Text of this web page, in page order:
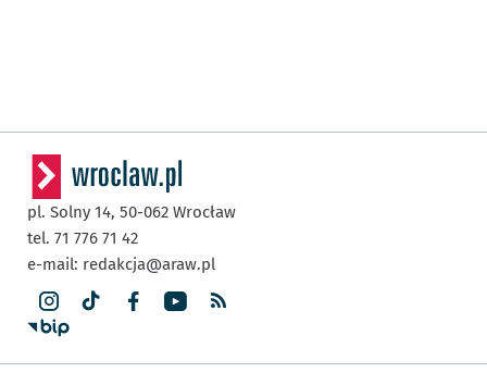
pl. Solny 14, 50-062 Wrocław
tel. 71 776 71 42
e-mail: redakcja@araw.pl